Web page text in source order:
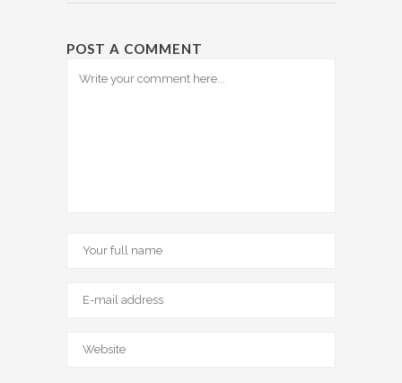
POST A COMMENT